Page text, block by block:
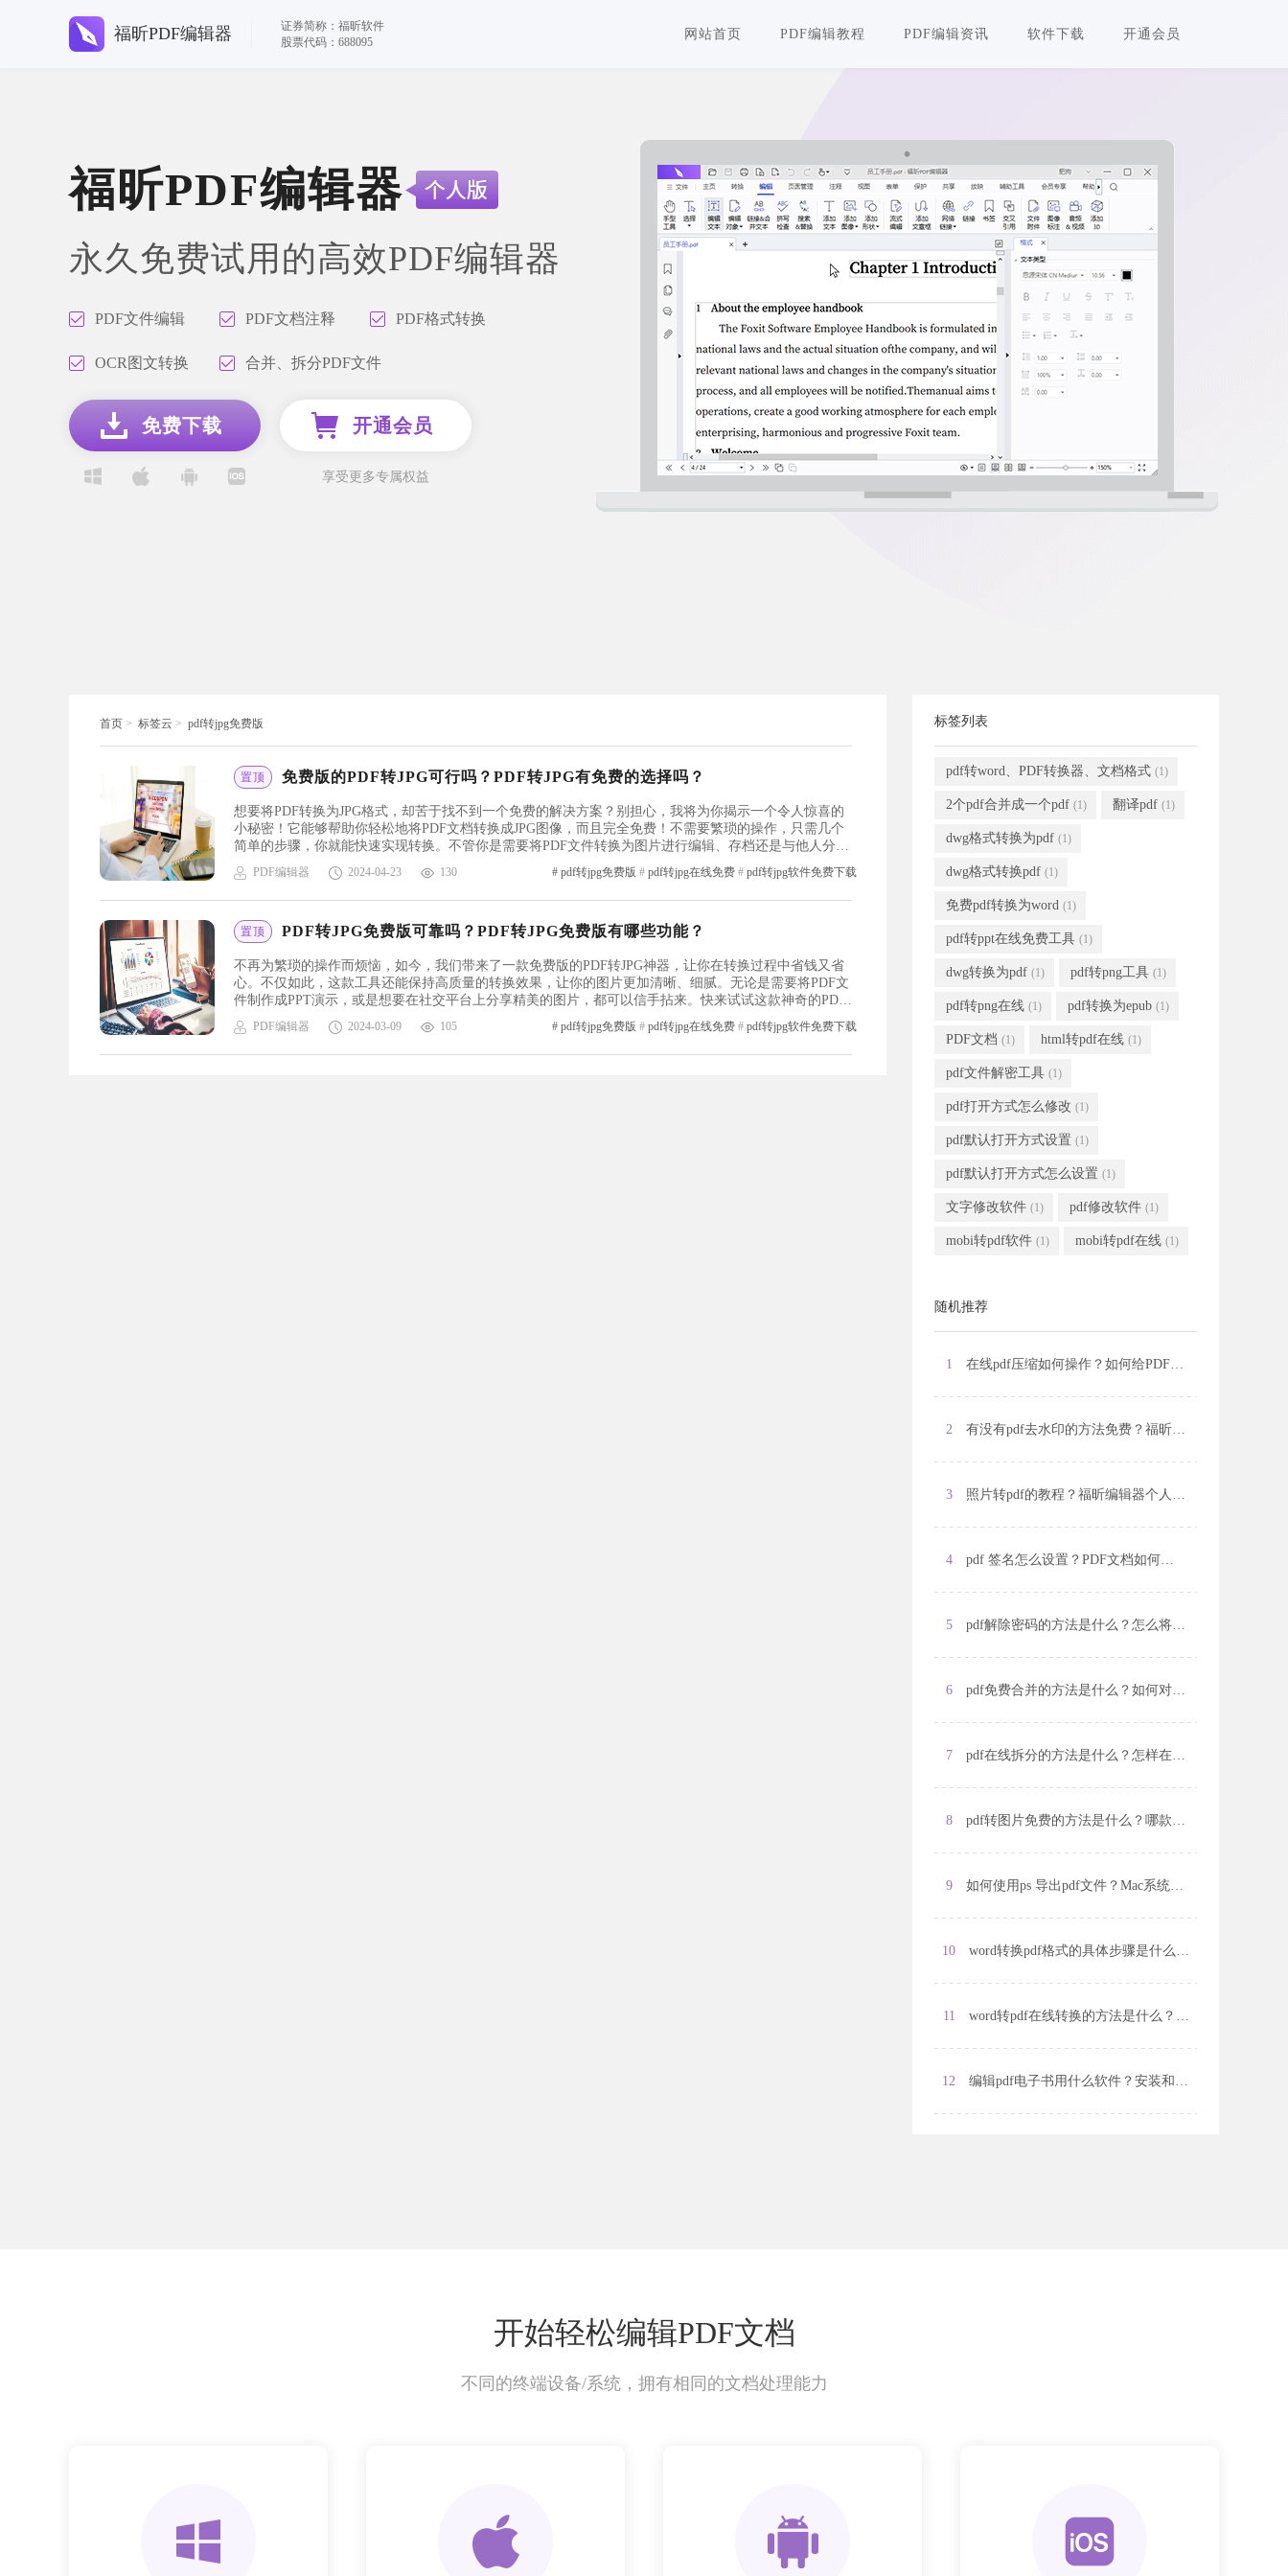
福昕PDF编辑器
证券简称：福昕软件
股票代码：688095
网站首页 PDF编辑教程 PDF编辑资讯 软件下载 开通会员
福昕PDF编辑器
永久免费试用的高效PDF编辑器
PDF文件编辑 PDF文档注释 PDF格式转换
OCR图文转换 合并、拆分PDF文件
免费下载 开通会员
享受更多专属权益
首页 > 标签云 > pdf转jpg免费版
置顶 免费版的PDF转JPG可行吗？PDF转JPG有免费的选择吗？
想要将PDF转换为JPG格式，却苦于找不到一个免费的解决方案？别担心，我将为你揭示一个令人惊喜的
小秘密！它能够帮助你轻松地将PDF文档转换成JPG图像，而且完全免费！不需要繁琐的操作，只需几个
简单的步骤，你就能快速实现转换。不管你是需要将PDF文件转换为图片进行编辑、存档还是与他人分
享，这个神奇的工具都能满足你的需求。让我们一起来揭开这个魔力的面纱吧！pdf转jpg免费版福昕软件
旗下的福昕PDF编辑器产品...
PDF编辑器 2024-04-23 130 # pdf转jpg免费版 # pdf转jpg在线免费 # pdf转jpg软件免费下载
置顶 PDF转JPG免费版可靠吗？PDF转JPG免费版有哪些功能？
不再为繁琐的操作而烦恼，如今，我们带来了一款免费版的PDF转JPG神器，让你在转换过程中省钱又省
心。不仅如此，这款工具还能保持高质量的转换效果，让你的图片更加清晰、细腻。无论是需要将PDF文
件制作成PPT演示，或是想要在社交平台上分享精美的图片，都可以信手拈来。快来试试这款神奇的PDF
转JPG免费版吧！pdf转jpg免费版福昕软件旗下的福昕PDF编辑器产品提供了PDF转JPG的免费功...
PDF编辑器 2024-03-09 105 # pdf转jpg免费版 # pdf转jpg在线免费 # pdf转jpg软件免费下载
标签列表
pdf转word、PDF转换器、文档格式 (1)
2个pdf合并成一个pdf (1) 翻译pdf (1)
dwg格式转换为pdf (1)
dwg格式转换pdf (1)
免费pdf转换为word (1)
pdf转ppt在线免费工具 (1)
dwg转换为pdf (1) pdf转png工具 (1)
pdf转png在线 (1) pdf转换为epub (1)
PDF文档 (1) html转pdf在线 (1)
pdf文件解密工具 (1)
pdf打开方式怎么修改 (1)
pdf默认打开方式设置 (1)
pdf默认打开方式怎么设置 (1)
文字修改软件 (1) pdf修改软件 (1)
mobi转pdf软件 (1) mobi转pdf在线 (1)
随机推荐
1 在线pdf压缩如何操作？如何给PDF文档添加标注？
2 有没有pdf去水印的方法免费？福昕编辑器个人版怎么样？
3 照片转pdf的教程？福昕编辑器个人版怎么样？
4 pdf 签名怎么设置？PDF文档如何设置区域高亮？
5 pdf解除密码的方法是什么？怎么将pdf文件转换为图片？
6 pdf免费合并的方法是什么？如何对pdf文件​​​​​​​进行剪切？
7 pdf在线拆分的方法是什么？怎样在pdf文档中插入页面？
8 pdf转图片免费的方法是什么？哪款pdf​​​​​​​文件转换软件最好用？
9 如何使用ps 导出pdf文件？Mac系统如何提取PDF页面？
10 word转换pdf格式的具体步骤是什么？pdf编辑软件的基本功能是什么？
11 word转pdf在线转换的方法是什么？pdf文件怎么查找关键词？
12 编辑pdf电子书用什么软件？安装和使用方法是什么？
开始轻松编辑PDF文档
不同的终端设备/系统，拥有相同的文档处理能力